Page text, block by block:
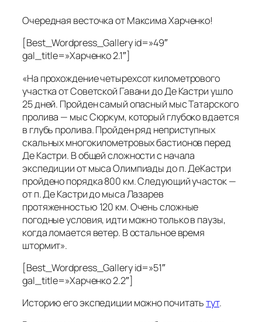
Очередная весточка от Максима Харченко!
[Best_Wordpress_Gallery id=»49″
gal_title=»Харченко 2.1″]
«На прохождение четырехсот километрового
участка от Советской Гавани до Де Кастри ушло
25 дней. Пройден самый опасный мыс Татарского
пролива — мыс Сюркум, который глубоко вдается
в глубь пролива. Пройден ряд неприступных
скальных многокилометровых бастионов перед
Де Кастри. В общей сложности с начала
экспедиции от мыса Олимпиады до п. ДеКастри
пройдено порядка 800 км. Следующий участок —
от п. Де Кастри до мыса Лазарев
протяженностью 120 км. Очень сложные
погодные условия, идти можно только в паузы,
когда ломается ветер. В остальное время
штормит».
[Best_Wordpress_Gallery id=»51″
gal_title=»Харченко 2.2″]
Историю его экспедиции можно почитатьтут.